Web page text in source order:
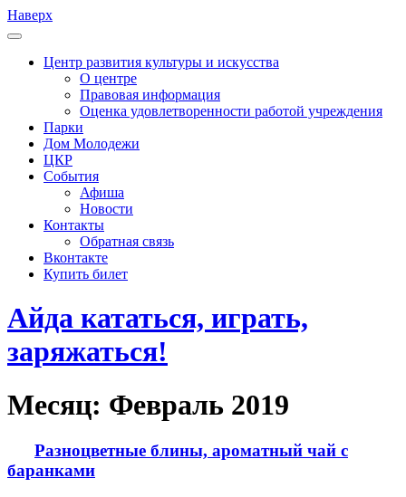
Наверх
Центр развития культуры и искусства
О центре
Правовая информация
Оценка удовлетворенности работой учреждения
Парки
Дом Молодежи
ЦКР
События
Афиша
Новости
Контакты
Обратная связь
Вконтакте
Купить билет
Айда кататься, играть,
заряжаться!
Месяц: Февраль 2019
Разноцветные блины, ароматный чай с
баранками